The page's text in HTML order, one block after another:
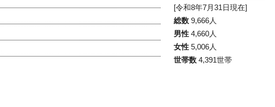
[令和8年7月31日現在]
総数 9,666人
男性 4,660人
女性 5,006人
世帯数 4,391世帯